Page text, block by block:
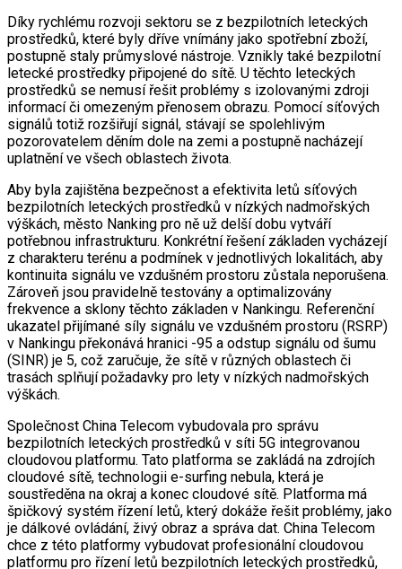
Díky rychlému rozvoji sektoru se z bezpilotních leteckých
prostředků, které byly dříve vnímány jako spotřební zboží,
postupně staly průmyslové nástroje. Vznikly také bezpilotní
letecké prostředky připojené do sítě. U těchto leteckých
prostředků se nemusí řešit problémy s izolovanými zdroji
informací či omezeným přenosem obrazu. Pomocí síťových
signálů totiž rozšiřují signál, stávají se spolehlivým
pozorovatelem děním dole na zemi a postupně nacházejí
uplatnění ve všech oblastech života.
Aby byla zajištěna bezpečnost a efektivita letů síťových
bezpilotních leteckých prostředků v nízkých nadmořských
výškách, město Nanking pro ně už delší dobu vytváří
potřebnou infrastrukturu. Konkrétní řešení základen vycházejí
z charakteru terénu a podmínek v jednotlivých lokalitách, aby
kontinuita signálu ve vzdušném prostoru zůstala neporušena.
Zároveň jsou pravidelně testovány a optimalizovány
frekvence a sklony těchto základen v Nankingu. Referenční
ukazatel přijímané síly signálu ve vzdušném prostoru (RSRP)
v Nankingu překonává hranici -95 a odstup signálu od šumu
(SINR) je 5, což zaručuje, že sítě v různých oblastech či
trasách splňují požadavky pro lety v nízkých nadmořských
výškách.
Společnost China Telecom vybudovala pro správu
bezpilotních leteckých prostředků v síti 5G integrovanou
cloudovou platformu. Tato platforma se zakládá na zdrojích
cloudové sítě, technologii e-surfing nebula, která je
soustředěna na okraj a konec cloudové sítě. Platforma má
špičkový systém řízení letů, který dokáže řešit problémy, jako
je dálkové ovládání, živý obraz a správa dat. China Telecom
chce z této platformy vybudovat profesionální cloudovou
platformu pro řízení letů bezpilotních leteckých prostředků,